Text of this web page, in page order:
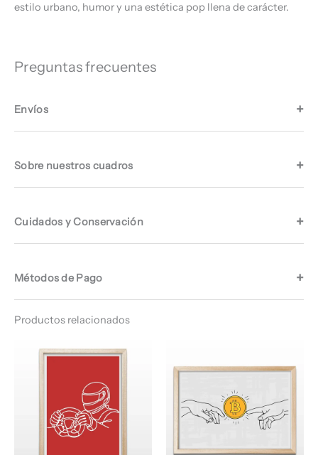
estilo urbano, humor y una estética pop llena de carácter.
Preguntas frecuentes
Envíos
Sobre nuestros cuadros
Cuidados y Conservación
Métodos de Pago
Productos relacionados
de
precios:
hasta
$ 68.960